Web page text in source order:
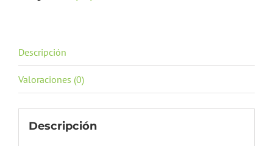
Descripción
Valoraciones (0)
Descripción